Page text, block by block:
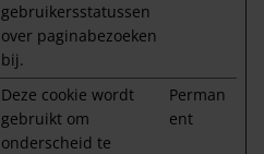
gebruikersstatussen
over paginabezoeken
bij.
Deze cookie wordt
gebruikt om
onderscheid te
Perman
ent